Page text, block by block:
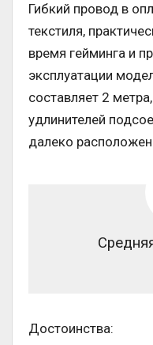
Гибкий провод в
текстиля,
время гейминга и
эксплуатации
составляет 2
удлинителей
далеко
Достоинства: